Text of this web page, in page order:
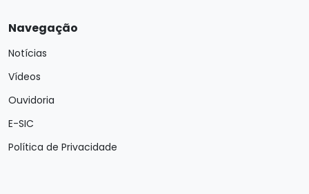
Navegação
Notícias
Vídeos
Ouvidoria
E-SIC
Política de Privacidade